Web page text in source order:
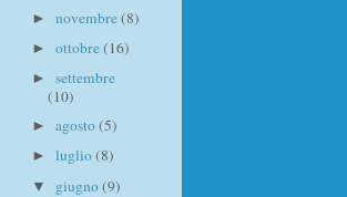
► novembre(8)
► ottobre(16)
► settembre
(10)
► agosto(5)
► luglio(8)
▼ giugno(9)